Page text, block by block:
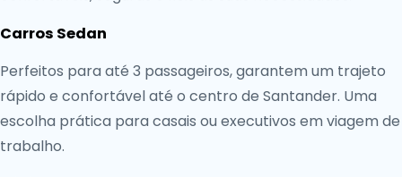
Carros Sedan
Perfeitos para até 3 passageiros, garantem um trajeto
rápido e confortável até o centro de Santander. Uma
escolha prática para casais ou executivos em viagem de
trabalho.